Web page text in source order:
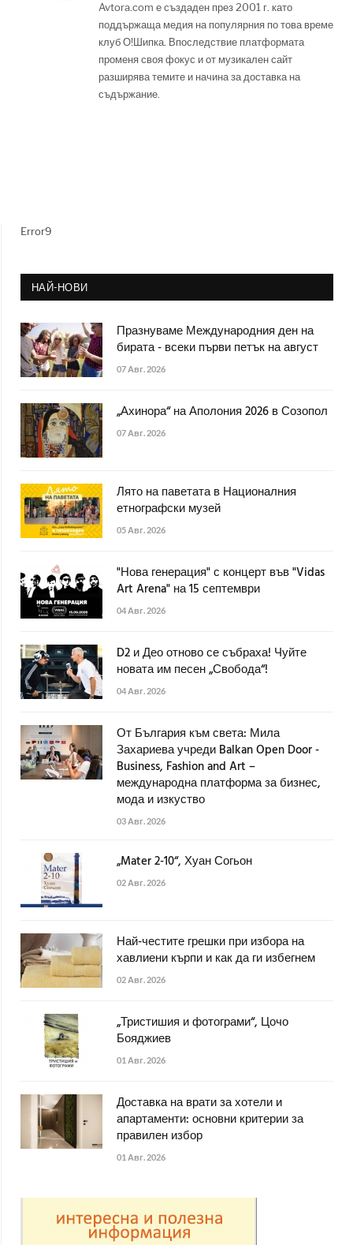
Avtora.com е създаден през 2001 г. като
поддържаща медия на популярния по това време
клуб О!Шипка. Впоследствие платформата
променя своя фокус и от музикален сайт
разширява темите и начина за доставка на
съдържание.
Error9
НАЙ-НОВИ
Празнуваме Международния ден на
бирата - всеки първи петък на август
07 Авг. 2026
„Ахинора“ на Аполония 2026 в Созопол
07 Авг. 2026
Лято на паветата в Националния
етнографски музей
05 Авг. 2026
"Нова генерация" с концерт във "Vidas
Art Arena" на 15 септември
04 Авг. 2026
D2 и Део отново се събраха! Чуйте
новата им песен „Свобода“!
04 Авг. 2026
От България към света: Мила
Захариева учреди Balkan Open Door -
Business, Fashion and Art –
международна платформа за бизнес,
мода и изкуство
03 Авг. 2026
„Mater 2-10“, Хуан Согьон
02 Авг. 2026
Най-честите грешки при избора на
хавлиени кърпи и как да ги избегнем
02 Авг. 2026
„Тристишия и фотограми“, Цочо
Бояджиев
01 Авг. 2026
Доставка на врати за хотели и
апартаменти: основни критерии за
правилен избор
01 Авг. 2026